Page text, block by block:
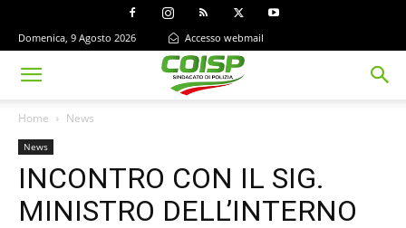
Domenica, 9 Agosto 2026 Accesso webmail
Home News
News
INCONTRO CON IL SIG.
MINISTRO DELL’INTERNO